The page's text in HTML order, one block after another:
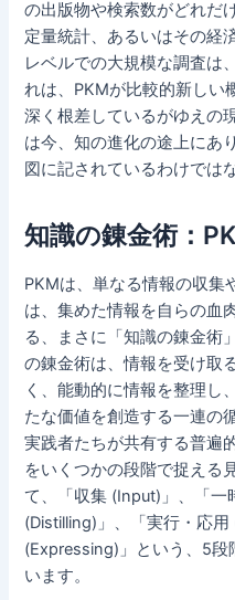
の出版物や検索数がどれだ
定量統計、あるいはその経
レベルでの大規模な調査は
れは、PKMが比較的新しい
深く根差しているがゆえの
は今、知の進化の途上にあ
図に記されているわけでは
知識の錬金術：
PKMは、単なる情報の収集
は、集めた情報を自らの血
る、まさに「知識の錬金術
の錬金術は、情報を受け取
く、能動的に情報を整理し
たな価値を創造する一連の
実践者たちが共有する普遍
をいくつかの段階で捉える
て、「収集 (Input)」、「一
(Distilling)」、「実行・応
(Expressing)」という、5段
います。